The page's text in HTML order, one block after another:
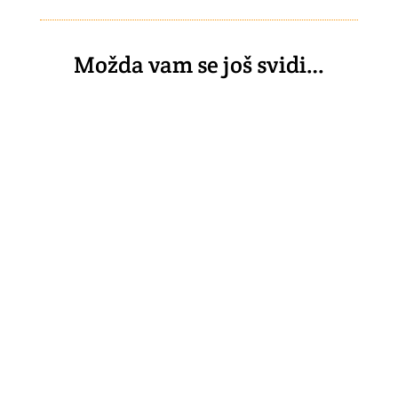
Možda vam se još svidi…